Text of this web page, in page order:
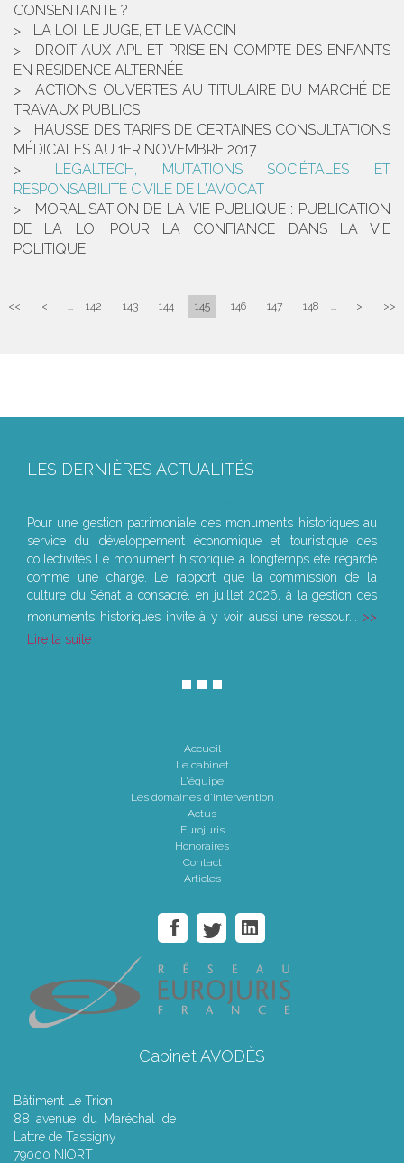
CONSENTANTE ?
LA LOI, LE JUGE, ET LE VACCIN
DROIT AUX APL ET PRISE EN COMPTE DES ENFANTS
EN RÉSIDENCE ALTERNÉE
ACTIONS OUVERTES AU TITULAIRE DU MARCHÉ DE
TRAVAUX PUBLICS
HAUSSE DES TARIFS DE CERTAINES CONSULTATIONS
MÉDICALES AU 1ER NOVEMBRE 2017
LEGALTECH, MUTATIONS SOCIÉTALES ET
RESPONSABILITÉ CIVILE DE L'AVOCAT
MORALISATION DE LA VIE PUBLIQUE : PUBLICATION
DE LA LOI POUR LA CONFIANCE DANS LA VIE
POLITIQUE
<< < ... 142 143 144 145 146 147 148 ... > >>
LES DERNIÈRES ACTUALITÉS
Pour une gestion patrimoniale des monuments historiques au
service du développement économique et touristique des
collectivités Le monument historique a longtemps été regardé
comme une charge. Le rapport que la commission de la
culture du Sénat a consacré, en juillet 2026, à la gestion des
monuments historiques invite à y voir aussi une ressour...
Lire la suite
Accueil
Le cabinet
L'équipe
Les domaines d'intervention
Actus
Eurojuris
Honoraires
Contact
Articles
Cabinet AVODÈS
Bâtiment Le Trion
88 avenue du Maréchal de
Lattre de Tassigny
79000 NIORT